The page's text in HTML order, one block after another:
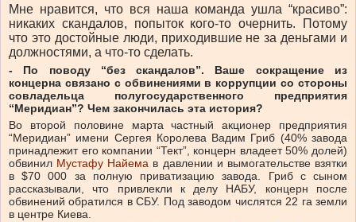
Мне нравится, что вся наша команда ушла “красиво”:
никаких скандалов, попыток кого-то очернить. Потому
что это достойные люди, приходившие не за деньгами и
должностями, а что-то сделать.
- По поводу “без скандалов”. Ваше сокращение из
концерна связано с обвинениями в коррупции со стороны
совладельца полугосударственного предприятия
“Меридиан”? Чем закончилась эта история?
Во второй половине марта частный акционер предприятия
“Меридиан” имени Сергея Королева Вадим Гриб (40% завода
принадлежит его компании “Тект”, концерн владеет 50% долей)
обвинил Мустафу Найема в давлении и вымогательстве взятки
в $70 000 за полную приватизацию завода. Гриб с сыном
рассказывали, что привлекли к делу НАБУ, концерн после
обвинений обратился в СБУ. Под заводом числятся 22 га земли
в центре Киева.